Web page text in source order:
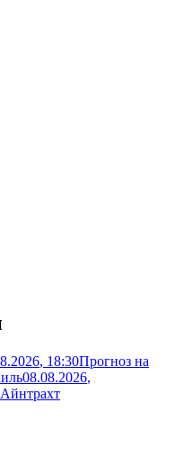
, 18:30Прогноз на
08.08.2026,